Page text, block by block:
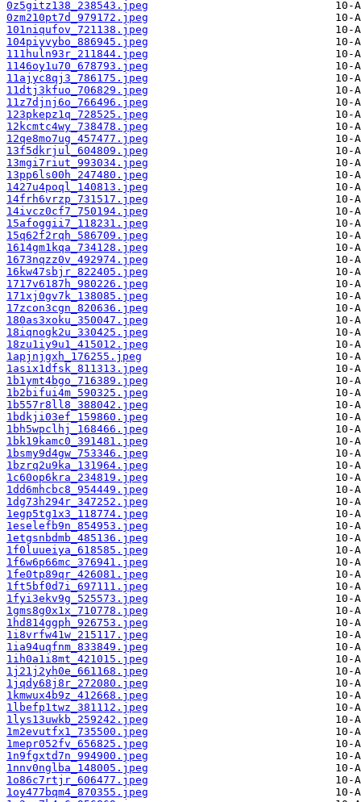
0z5gitz138_238543.jpeg
0zm210pt7d_979172.jpeg
101niqufov_721138.jpeg
104piyvybo_886945.jpeg
111huln93r_211844.jpeg
1146oy1u70_678793.jpeg
11ajyc8qj3_786175.jpeg
11dtj3kfuo_706829.jpeg
11z7djnj6o_766496.jpeg
123pkepz1q_728525.jpeg
12kcmtc4wy_738478.jpeg
12qe8mo7ug_457477.jpeg
13f5dkrjul_604809.jpeg
13mgi7riut_993034.jpeg
13pp6ls00h_247480.jpeg
1427u4poql_140813.jpeg
14frh6vrzp_731517.jpeg
14ivcz0cf7_750194.jpeg
15afoggii7_118231.jpeg
15q62f2rqh_586709.jpeg
1614gm1kqa_734128.jpeg
1673nqzz0v_492974.jpeg
16kw47sbjr_822405.jpeg
1717v6187h_980226.jpeg
171xj0gv7k_138085.jpeg
17zcon3cgn_820636.jpeg
180as3xoku_350047.jpeg
18iqnogk2u_330425.jpeg
18zu1iy9u1_415012.jpeg
1apjnjgxh_176255.jpeg
1asix1dfsk_811313.jpeg
1b1ymt4bgo_716389.jpeg
1b2bifui4m_590325.jpeg
1b557r8ll8_388042.jpeg
1bdkji03ef_159860.jpeg
1bh5wpclhj_168466.jpeg
1bk19kamc0_391481.jpeg
1bsmy9d4gw_753346.jpeg
1bzrq2u9ka_131964.jpeg
1c60op6kra_234819.jpeg
1dd6mhcbc8_954449.jpeg
1dg73h294r_347252.jpeg
1egp5tg1x3_118774.jpeg
1eselefb9n_854953.jpeg
1etgsnbdmb_485136.jpeg
1f0luueiya_618585.jpeg
1f6w6p66mc_376941.jpeg
1fe0tp89qr_426081.jpeg
1ft5bf0d7i_697111.jpeg
1fyi3ekv9g_525573.jpeg
1gms8g0x1x_710778.jpeg
1hd814ggph_926753.jpeg
1i8vrfw41w_215117.jpeg
1ia94uqfnm_833849.jpeg
1ih0a1i8mt_421015.jpeg
1j21j2yh0e_661168.jpeg
1jqdy68j8r_272080.jpeg
1kmwux4b9z_412668.jpeg
1lbefp1twz_381112.jpeg
1lys13uwkb_259242.jpeg
1m2evutfx1_735500.jpeg
1mepr052fv_656825.jpeg
1n9fgxtd7n_994900.jpeg
1nnv0nglba_148005.jpeg
1o86c7rtjr_606477.jpeg
1oy477bqm4_870355.jpeg